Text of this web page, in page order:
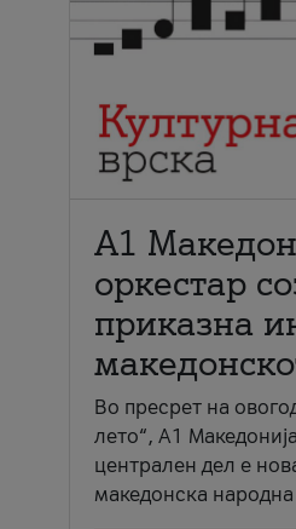
А1
оркестар
приказна
Во пресрет на
лето“, А1
централен дел е
македонска народна